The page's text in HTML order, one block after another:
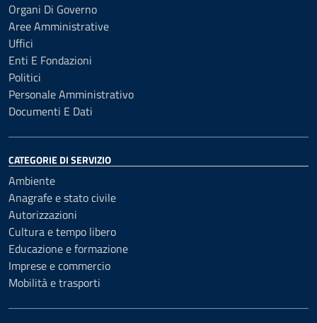
Organi Di Governo
Aree Amministrative
Uffici
Enti E Fondazioni
Politici
Personale Amministrativo
Documenti E Dati
CATEGORIE DI SERVIZIO
Ambiente
Anagrafe e stato civile
Autorizzazioni
Cultura e tempo libero
Educazione e formazione
Imprese e commercio
Mobilità e trasporti